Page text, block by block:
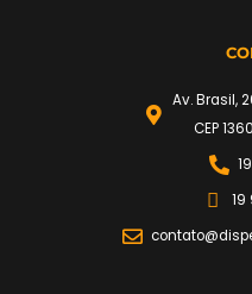
Av. Brasil,
CEP
19